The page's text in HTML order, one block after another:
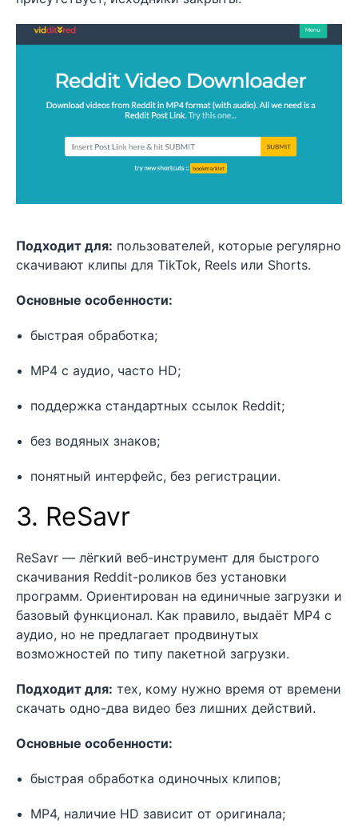
Подходит для: пользователей, которые регулярно
скачивают клипы для TikTok, Reels или Shorts.
Основные особенности:
быстрая обработка;
MP4 с аудио, часто HD;
поддержка стандартных ссылок Reddit;
без водяных знаков;
понятный интерфейс, без регистрации.
3. ReSavr
ReSavr — лёгкий веб-инструмент для быстрого
скачивания Reddit-роликов без установки
программ. Ориентирован на единичные загрузки и
базовый функционал. Как правило, выдаёт MP4 с
аудио, но не предлагает продвинутых
возможностей по типу пакетной загрузки.
Подходит для: тех, кому нужно время от времени
скачать одно-два видео без лишних действий.
Основные особенности:
быстрая обработка одиночных клипов;
MP4, наличие HD зависит от оригинала;